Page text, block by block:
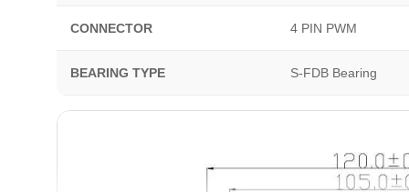
CONNECTOR 4 PIN PWM
BEARING TYPE S-FDB Bearing